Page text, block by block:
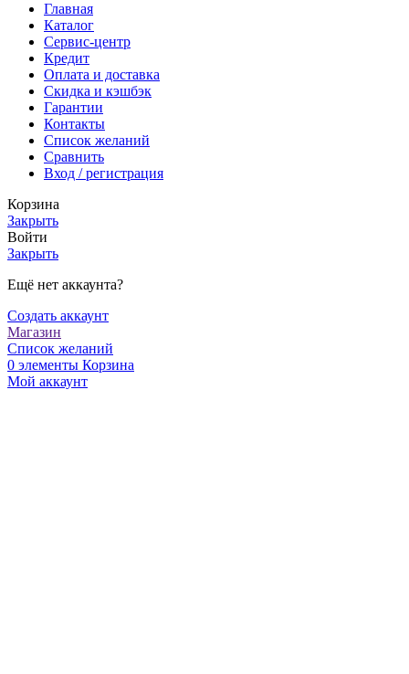
Главная
Каталог
Сервис-центр
Кредит
Оплата и доставка
Скидка и кэшбэк
Гарантии
Контакты
Список желаний
Сравнить
Вход / регистрация
Корзина
Закрыть
Войти
Закрыть
Ещё нет аккаунта?
Создать аккаунт
Магазин
Список желаний
0 элементы Корзина
Мой аккаунт